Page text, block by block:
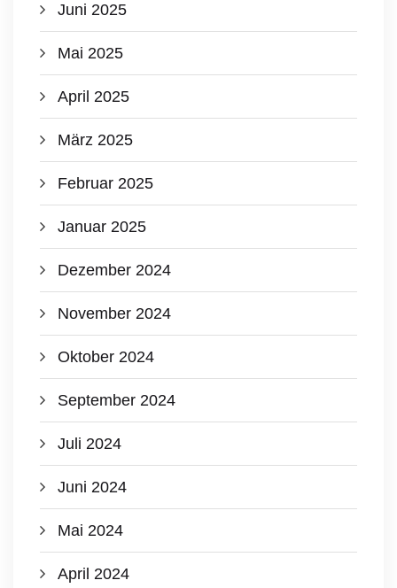
Juni 2025
Mai 2025
April 2025
März 2025
Februar 2025
Januar 2025
Dezember 2024
November 2024
Oktober 2024
September 2024
Juli 2024
Juni 2024
Mai 2024
April 2024